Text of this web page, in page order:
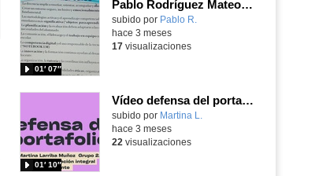
pantalla
Pablo Rodríguez Mateos grupo 9 portfolio
subido por Pablo R.
01′ 07″
hace 3 meses
17visualizaciones
Vídeo defensa del portafolio Martina Larriba
subido por Martina L.
01′ 10″
hace 3 meses
22 visualizaciones